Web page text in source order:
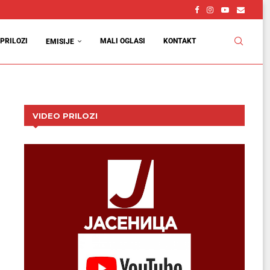
PRILOZI EMISIJE MALI OGLASI KONTAKT
VIDEO PRILOZI